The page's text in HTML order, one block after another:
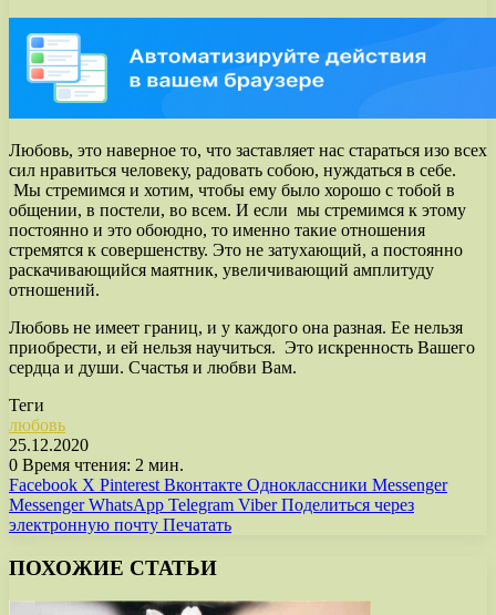
Любовь, это наверное то, что заставляет нас стараться изо всех
сил нравиться человеку, радовать собою, нуждаться в себе.
Мы стремимся и хотим, чтобы ему было хорошо с тобой в
общении, в постели, во всем. И если мы стремимся к этому
постоянно и это обоюдно, то именно такие отношения
стремятся к совершенству. Это не затухающий, а постоянно
раскачивающийся маятник, увеличивающий амплитуду
отношений.
Любовь не имеет границ, и у каждого она разная. Ее нельзя
приобрести, и ей нельзя научиться. Это искренность Вашего
сердца и души. Счастья и любви Вам.
Теги
любовь
25.12.2020
0 Время чтения: 2 мин.
Facebook X Pinterest Вконтакте Одноклассники Messenger
Messenger WhatsApp Telegram Viber Поделиться через
электронную почту Печатать
ПОХОЖИЕ СТАТЬИ